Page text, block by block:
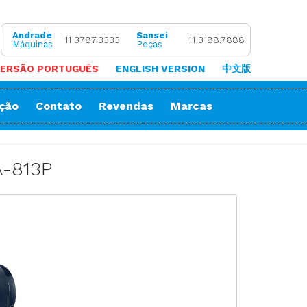
Contato Revendas Marcas
PORTUGUÊS ENGLISH VERSION 中文版
Andrade
Máquinas
11 3787.3333
Sansei
Peças
11 3188.7888
813P